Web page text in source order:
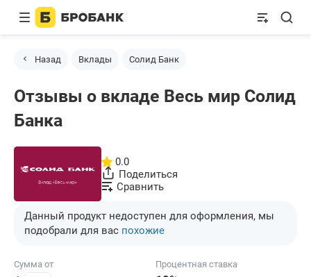
Назад Вклады Солид Банк
Отзывы о вкладе Весь мир Солид
Банка
0.0
Поделиться
Сравнить
Данный продукт недоступен для оформления, мы
подобрали для вас похожие
Сумма от Процентная ставка